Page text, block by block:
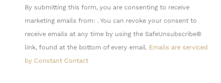
Constant
Contact
Use.
Please
leave
By submitting this form, you are consenting to receive
marketing emails from: . You can revoke your consent to
receive emails at any time by using the SafeUnsubscribe®
link, found at the bottom of every email. Emails are serviced
by Constant Contact